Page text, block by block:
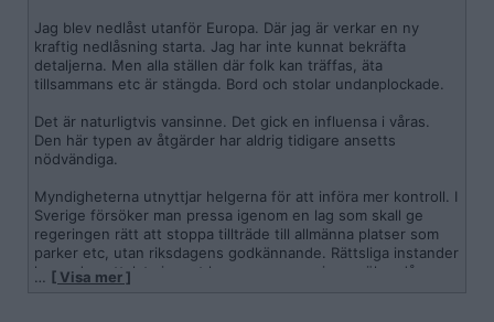
Jag blev nedlåst utanför Europa. Där jag är verkar en ny
kraftig nedlåsning starta. Jag har inte kunnat bekräfta
detaljerna. Men alla ställen där folk kan träffas, äta
tillsammans etc är stängda. Bord och stolar undanplockade.
Det är naturligtvis vansinne. Det gick en influensa i våras.
Den här typen av åtgärder har aldrig tidigare ansetts
nödvändiga.
Myndigheterna utnyttjar helgerna för att införa mer kontroll. I
Sverige försöker man pressa igenom en lag som skall ge
regeringen rätt att stoppa tillträde till allmänna platser som
parker etc, utan riksdagens godkännande. Rättsliga instander
har redan uttalat sig mot lagen men regeringen ökar då
istället takten av genomförandet. Mötesförbud och
… [ Visa mer ]